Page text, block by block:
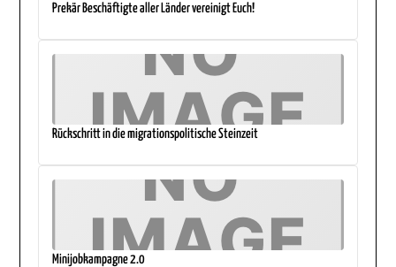
Prekär Beschäftigte aller Länder vereinigt Euch!
Rückschritt in die migrationspolitische Steinzeit
Minijobkampagne 2.0